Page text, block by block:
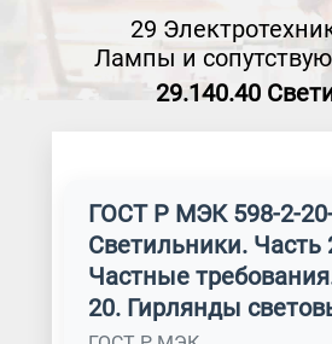
29
Лампы и
29.140.40
ГОСТ Р МЭК 598-2-
Светильники. Часть
Частные
20. Гирлянды